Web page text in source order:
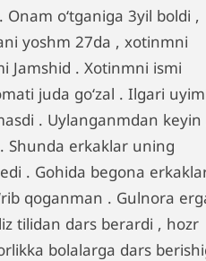
oʻtganiga 3yil boldi ,
yoshm 27da , xotinmni
Jamshid . Xotinmni ismi
juda goʻzal . Ilgari
. Uylanganmdan keyin
Shunda erkaklar uning
. Gohida begona
qoganman . Gulnora
tilidan dars berardi , hozr
bolalarga dars